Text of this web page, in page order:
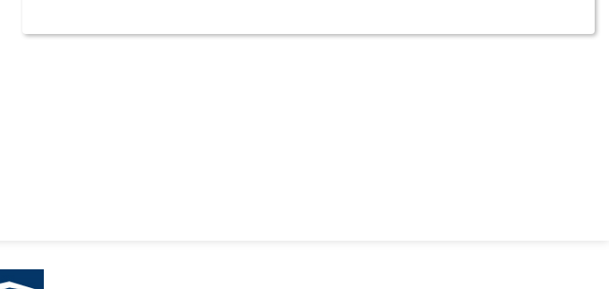
5 février 2026